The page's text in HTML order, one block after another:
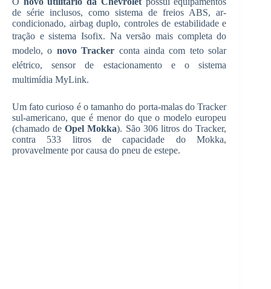
de série inclusos, como sistema de freios ABS, ar-
condicionado, airbag duplo, controles de estabilidade e
tração e sistema Isofix. Na versão mais completa do
modelo, o novo Tracker conta ainda com teto solar
elétrico, sensor de estacionamento e o sistema
multimídia MyLink.
Um fato curioso é o tamanho do porta-malas do Tracker
sul-americano, que é menor do que o modelo europeu
(chamado deOpel Mokka). São 306 litros do Tracker,
contra 533 litros de capacidade do Mokka,
provavelmente por causa do pneu de estepe.